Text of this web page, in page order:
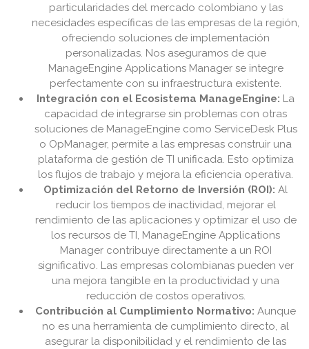
particularidades del mercado colombiano y las
necesidades específicas de las empresas de la región,
ofreciendo soluciones de implementación
personalizadas. Nos aseguramos de que
ManageEngine Applications Manager se integre
perfectamente con su infraestructura existente.
Integración con el Ecosistema ManageEngine: La
capacidad de integrarse sin problemas con otras
soluciones de ManageEngine como ServiceDesk Plus
o OpManager, permite a las empresas construir una
plataforma de gestión de TI unificada. Esto optimiza
los flujos de trabajo y mejora la eficiencia operativa.
Optimización del Retorno de Inversión (ROI): Al
reducir los tiempos de inactividad, mejorar el
rendimiento de las aplicaciones y optimizar el uso de
los recursos de TI, ManageEngine Applications
Manager contribuye directamente a un ROI
significativo. Las empresas colombianas pueden ver
una mejora tangible en la productividad y una
reducción de costos operativos.
Contribución al Cumplimiento Normativo: Aunque
no es una herramienta de cumplimiento directo, al
asegurar la disponibilidad y el rendimiento de las